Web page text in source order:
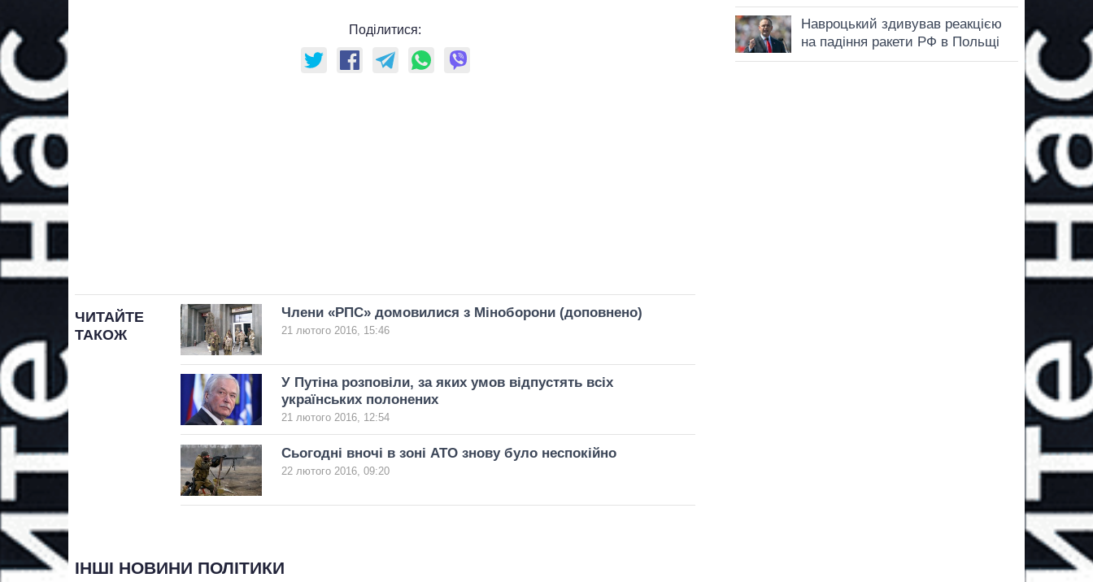
Поділитися:
ЧИТАЙТЕ
ТАКОЖ
Члени «РПС» домовилися з Міноборони (доповнено)
21 лютого 2016, 15:46
У Путіна розповіли, за яких умов відпустять всіх
українських полонених
21 лютого 2016, 12:54
Сьогодні вночі в зоні АТО знову було неспокійно
22 лютого 2016, 09:20
ІНШІ НОВИНИ ПОЛІТИКИ